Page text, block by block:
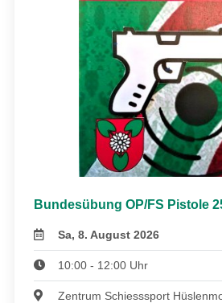
Bundesübung OP/FS Pistole
Sa, 8. August 2026
10:00 - 12:00 Uhr
Zentrum Schiesssport